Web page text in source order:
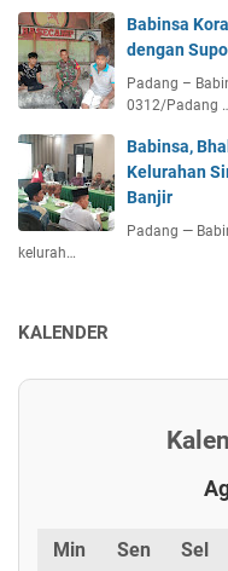
Babinsa
dengan
Padang –
0312/Padang
Babinsa,
Kelurahan
Banjir
Padang —
kelurah…
KALENDER
Min Sen Sel